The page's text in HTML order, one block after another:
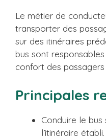
Le métier de
transporter des
sur des itinéraires
bus sont
confort des
Principales
Conduire le
l’itinéraire établi.